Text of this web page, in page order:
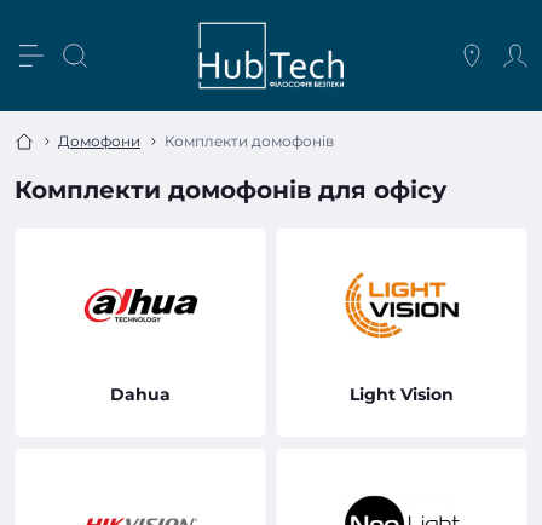
Домофони Комплекти домофонів
Комплекти домофонів для офісу
Dahua Light Vision